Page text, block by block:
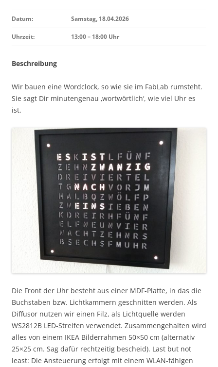
Datum: Samstag, 18.04.2026
Uhrzeit: 13:00 – 18:00 Uhr
Beschreibung
Wir bauen eine Wordclock, so wie sie im FabLab rumsteht.
Sie sagt Dir minutengenau ‚wortwörtlich‘, wie viel Uhr es
ist.
Die Front der Uhr besteht aus einer MDF-Platte, in das die
Buchstaben bzw. Lichtkammern geschnitten werden. Als
Diffusor nutzen wir einen Filz, als Lichtquelle werden
WS2812B LED-Streifen verwendet. Zusammengehalten wird
alles von einem IKEA Bilderrahmen 50×50 cm (alternativ
25×25 cm. Sag dafür rechtzeitig bescheid). Last but not
least: Die Ansteuerung erfolgt mit einem WLAN-fähigen